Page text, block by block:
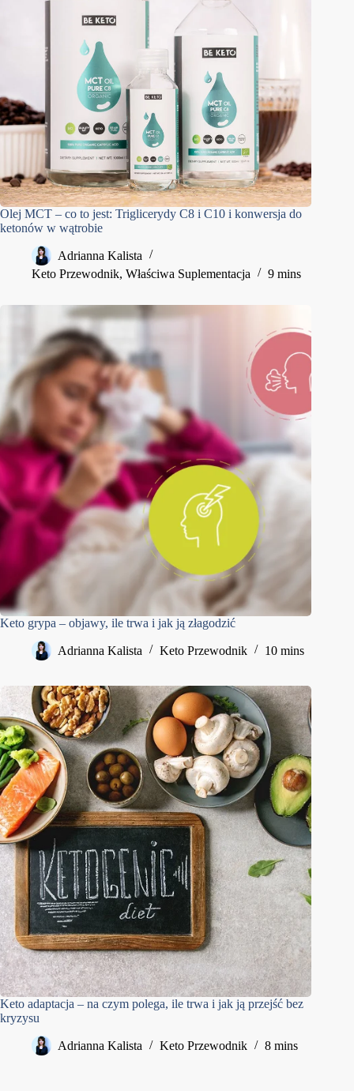
Olej MCT – co to jest: Triglicerydy C8 i C10 i konwersja do
ketonów w wątrobie
Adrianna Kalista
Keto Przewodnik, Właściwa Suplementacja 9 mins
Keto grypa – objawy, ile trwa i jak ją złagodzić
Adrianna Kalista Keto Przewodnik 10 mins
Keto adaptacja – na czym polega, ile trwa i jak ją przejść bez
kryzysu
Adrianna Kalista Keto Przewodnik 8 mins